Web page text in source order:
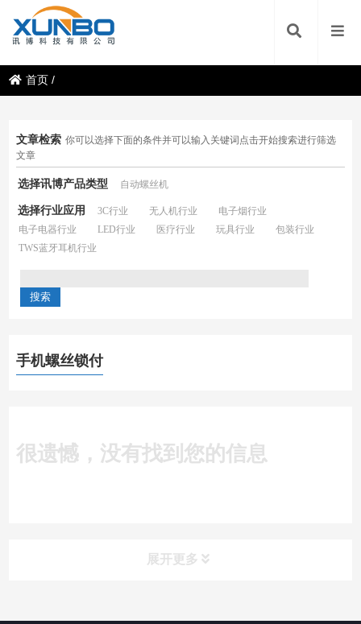
首页 /
文章检索 你可以选择下面的条件并可以输入关键词点击开始搜索进行筛选
文章
选择讯博产品类型 自动螺丝机
选择行业应用 3C行业 无人机行业
电子烟行业
电子电器行业
LED行业 医疗行业 玩具行业
包装行业
TWS蓝牙耳机行业
手机螺丝锁付
很遗憾，没有找到您的信息
展开更多